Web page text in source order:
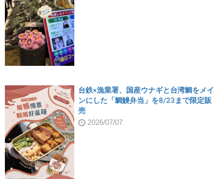
台鉄×漁業署、国産ウナギと台湾鯛をメイ
ンにした「鯛鰻弁当」を8/23まで限定販
売
2026/07/07